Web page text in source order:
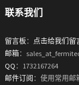
联系我们
留言板 ： 点击给我们留
邮箱：
QQ ：1732167264
邮件订阅 ：使用常用邮